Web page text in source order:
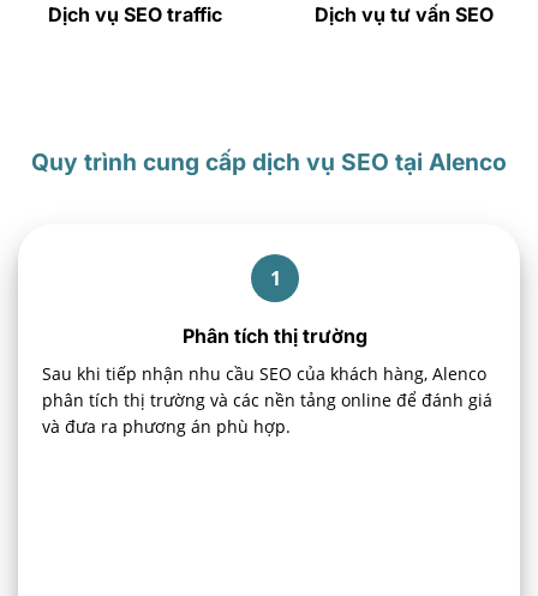
Dịch vụ SEO traffic Dịch vụ tư vấn SEO
Quy trình cung cấp dịch vụ SEO tại Alenco
1
Phân tích thị trường
Sau khi tiếp nhận nhu cầu SEO của khách hàng, Alenco
phân tích thị trường và các nền tảng online để đánh giá
và đưa ra phương án phù hợp.